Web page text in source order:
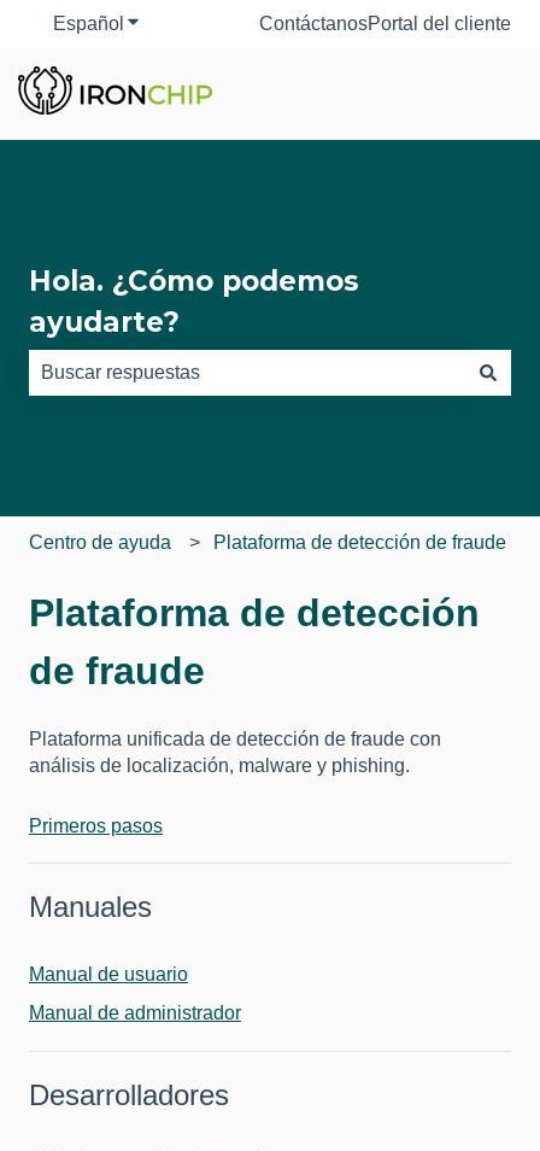
Español Traducciones de Mostrar submenú de
ContáctanosPortal del cliente
Hola. ¿Cómo podemos
ayudarte?
Centro de ayuda Plataforma de detección de fraude
Plataforma de detección
de fraude
Plataforma unificada de detección de fraude con
análisis de localización, malware y phishing.
Primeros pasos
Manuales
Manual de usuario
Manual de administrador
Desarrolladores